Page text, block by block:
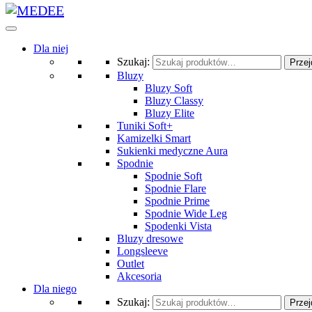
Dla niej
Szukaj:
Bluzy
Bluzy Soft
Bluzy Classy
Bluzy Elite
Tuniki Soft+
Kamizelki Smart
Sukienki medyczne Aura
Spodnie
Spodnie Soft
Spodnie Flare
Spodnie Prime
Spodnie Wide Leg
Spodenki Vista
Bluzy dresowe
Longsleeve
Outlet
Akcesoria
Dla niego
Szukaj: